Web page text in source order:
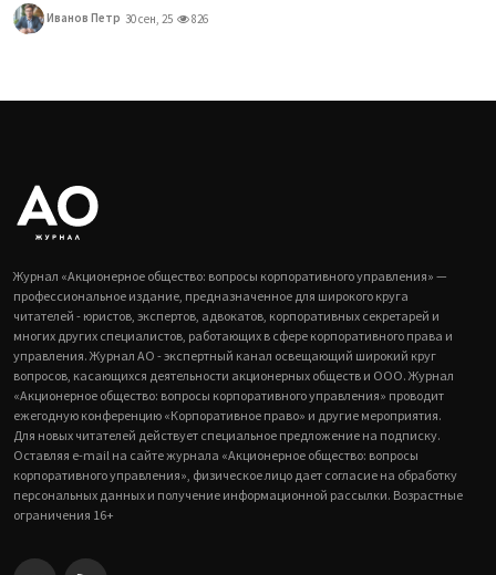
Иванов Петр 30 сен, 25 826
Журнал «Акционерное общество: вопросы корпоративного управления» —
профессиональное издание, предназначенное для широкого круга
читателей - юристов, экспертов, адвокатов, корпоративных секретарей и
многих других специалистов, работающих в сфере корпоративного права и
управления. Журнал АО - экспертный канал освещающий широкий круг
вопросов, касающихся деятельности акционерных обществ и ООО. Журнал
«Акционерное общество: вопросы корпоративного управления» проводит
ежегодную конференцию «Корпоративное право» и другие мероприятия.
Для новых читателей действует специальное предложение на подписку.
Оставляя e-mail на сайте журнала «Акционерное общество: вопросы
корпоративного управления», физическое лицо дает согласие на обработку
персональных данных и получение информационной рассылки. Возрастные
ограничения 16+